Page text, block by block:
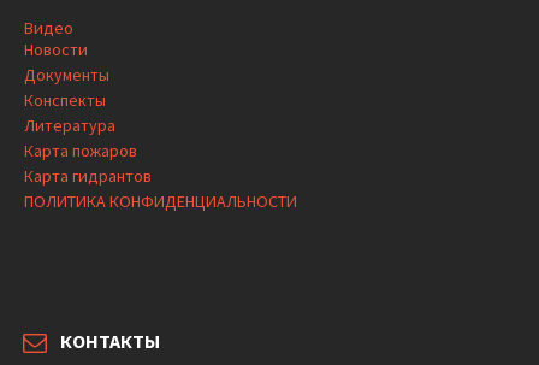
Видео
Новости
Документы
Конспекты
Литература
Карта пожаров
Карта гидрантов
ПОЛИТИКА КОНФИДЕНЦИАЛЬНОСТИ
КОНТАКТЫ